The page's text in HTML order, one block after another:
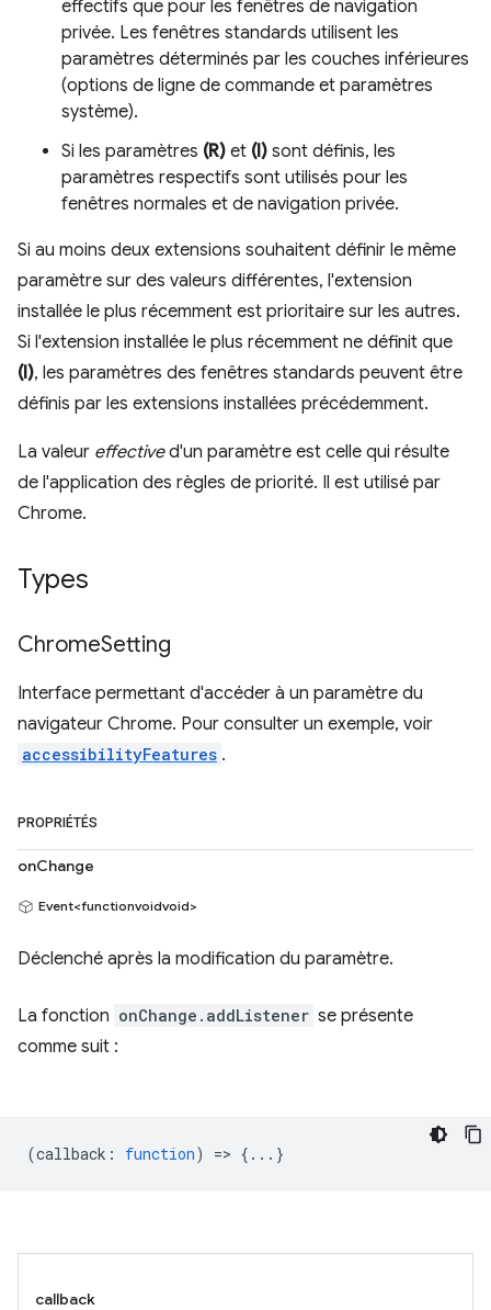
effectifs que pour les fenêtres de navigation
privée. Les fenêtres standards utilisent les
paramètres déterminés par les couches inférieures
(options de ligne de commande et paramètres
système).
Si les paramètres (R) et (I) sont définis, les
paramètres respectifs sont utilisés pour les
fenêtres normales et de navigation privée.
Si au moins deux extensions souhaitent définir le même
paramètre sur des valeurs différentes, l'extension
installée le plus récemment est prioritaire sur les autres.
Si l'extension installée le plus récemment ne définit que
(I), les paramètres des fenêtres standards peuvent être
définis par les extensions installées précédemment.
La valeur effectived'un paramètre est celle qui résulte
de l'application des règles de priorité. Il est utilisé par
Chrome.
Types
ChromeSetting
Interface permettant d'accéder à un paramètre du
navigateur Chrome. Pour consulter un exemple, voir
accessibilityFeatures .
PROPRIÉTÉS
onChange
Event<functionvoidvoid>
Déclenché après la modification du paramètre.
La fonction onChange.addListener se présente
comme suit :
(callback : function) => {...}
callback